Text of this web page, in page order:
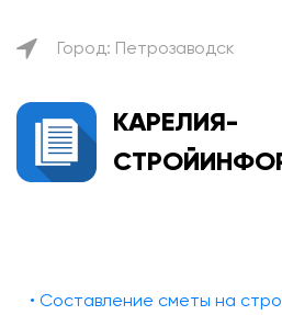
Город: Петрозаводск
КАРЕЛИЯ-
• Составление сметы на